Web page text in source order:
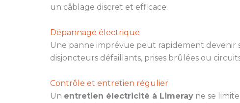
un câblage discret et efficace.
Dépannage électrique
Une panne imprévue peut rapidement devenir
disjoncteurs défaillants, prises brûlées ou
Contrôle et entretien régulier
Un entretien électricité à Limeray ne se